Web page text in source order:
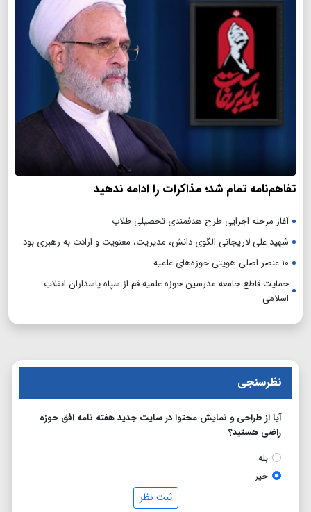
تفاهم‌نامه تمام شد؛ مذاکرات را ادامه ندهید
آغاز مرحله اجرایی طرح هدفمندی تحصیلی طلاب
شهید علی لاریجانی الگوی دانش، مدیریت، معنویت و ارادت به رهبری بود
۱۰ عنصر اصلی هویتی حوزه‌های علمیه
حمایت قاطع جامعه مدرسین حوزه علمیه قم از سپاه پاسداران انقلاب
اسلامی
نظرسنجی
آیا از طراحی و نمایش محتوا در سایت جدید هفته نامه افق حوزه
راضی هستید؟
بله
خیر
ثبت نظر